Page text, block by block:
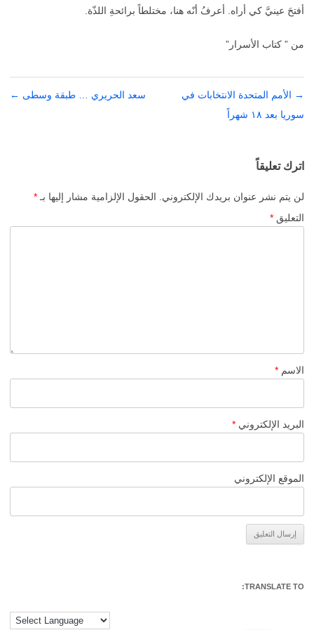
أفتحَ عينيَّ كي أراه. أعرفُ أنّه هنا، مختلطاً برائحةِ اللذّة.
من ” كتاب الأسرار”
تصفّح
المقالات
→ الأمم المتحدة الانتخابات في
سوريا بعد ١٨ شهراً
سعد الحريري … طبقة وسطى ←
اترك تعليقاً
لن يتم نشر عنوان بريدك الإلكتروني. الحقول الإلزامية مشار إليها بـ *
التعليق *
الاسم *
البريد الإلكتروني *
الموقع الإلكتروني
TRANSLATE TO: